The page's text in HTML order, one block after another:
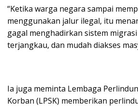
“Ketika warga negara sampai
menggunakan jalur ilegal, itu
gagal menghadirkan sistem
terjangkau, dan mudah diakses
Ia juga meminta Lembaga
Korban (LPSK) memberikan